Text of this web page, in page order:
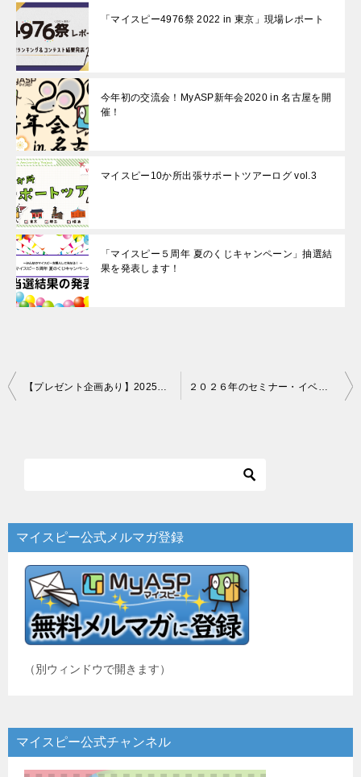
「マイスピー4976祭 2022 in 東京」現場レポート
今年初の交流会！MyASP新年会2020 in 名古屋を開
催！
マイスピー10か所出張サポートツアーログ vol.3
「マイスピー５周年 夏のくじキャンペーン」抽選結
果を発表します！
投
ー
シ
【プレゼント企画あり】2025年に制作したオリジナルグッズ紹介！ ２０２６年のセミナー・イベント予定を大公開！マイスピーイベントスケジュール
マイスピー公式メルマガ登録
（別ウィンドウで開きます）
マイスピー公式チャンネル